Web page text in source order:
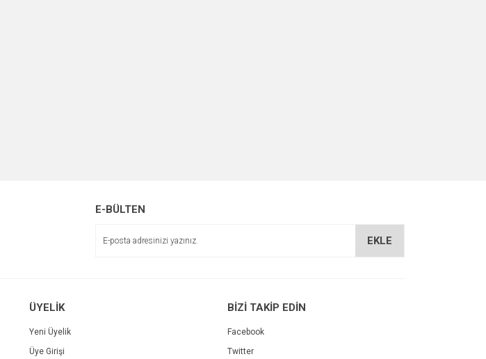
E-BÜLTEN
EKLE
ÜYELİK
Yeni Üyelik
Üye Girişi
BİZİ TAKİP EDİN
Facebook
Twitter